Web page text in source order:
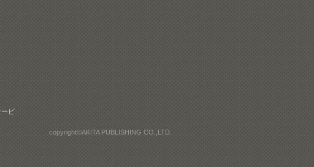
ービ
copyright©AKITA PUBLISHING CO.,LTD.